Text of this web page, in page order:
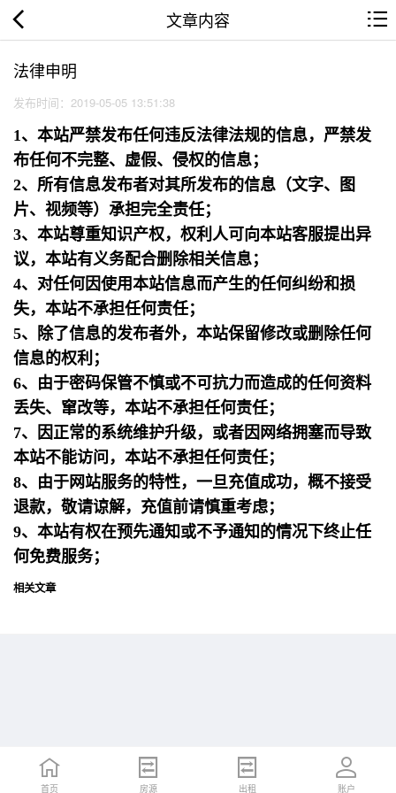
文章内容
法律申明
发布时间：2019-05-05 13:51:38
1、本站严禁发布任何违反法律法规的信息，严禁发
布任何不完整、虚假、侵权的信息；
2、所有信息发布者对其所发布的信息（文字、图
片、视频等）承担完全责任；
3、本站尊重知识产权，权利人可向本站客服提出异
议，本站有义务配合删除相关信息；
4、对任何因使用本站信息而产生的任何纠纷和损
失，本站不承担任何责任；
5、除了信息的发布者外，本站保留修改或删除任何
信息的权利；
6、由于密码保管不慎或不可抗力而造成的任何资料
丢失、窜改等，本站不承担任何责任；
7、因正常的系统维护升级，或者因网络拥塞而导致
本站不能访问，本站不承担任何责任；
8、由于网站服务的特性，一旦充值成功，概不接受
退款，敬请谅解，充值前请慎重考虑；
9、本站有权在预先通知或不予通知的情况下终止任
何免费服务；
相关文章
首页 招聘 简历 账户
首页 房源 出租 账户